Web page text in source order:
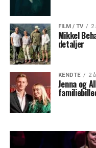
FILM / TV 2
Mikkel
detaljer
KENDTE 2
Jenna og